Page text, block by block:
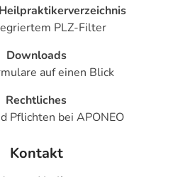
PLZ-Filter
Downloads
auf einen Blick
Rechtliches
Pflichten bei APONEO
Kontakt